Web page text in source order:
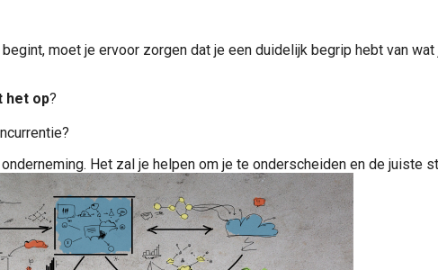
moet je ervoor zorgen dat je een duidelijk begrip hebt van
het op?
Het zal je helpen om je te onderscheiden en de juiste